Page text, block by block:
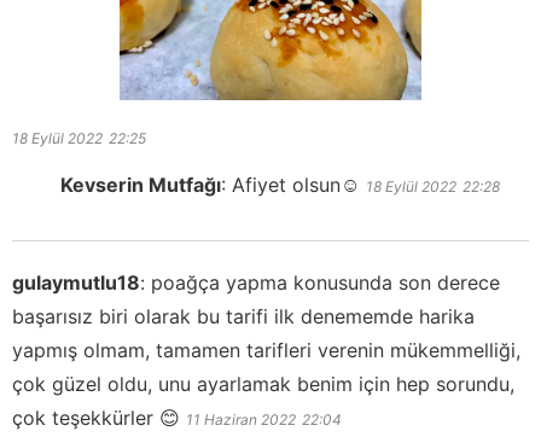
18 Eylül 2022 22:25
Kevserin Mutfağı: Afiyet olsun☺️ 18 Eylül 2022 22:28
gulaymutlu18: poağça yapma konusunda son derece
başarısız biri olarak bu tarifi ilk denememde harika
yapmış olmam, tamamen tarifleri verenin mükemmelliği,
çok güzel oldu, unu ayarlamak benim için hep sorundu,
çok teşekkürler 😊 11 Haziran 2022 22:04